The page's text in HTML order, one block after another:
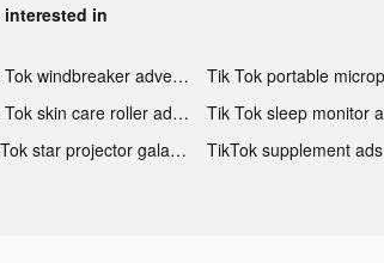
in
Tik Tok windbreaker advertising
Tik Tok skin care roller advertising
TikTok star projector galaxy night light bluetooth ads
TikTok supplement ads